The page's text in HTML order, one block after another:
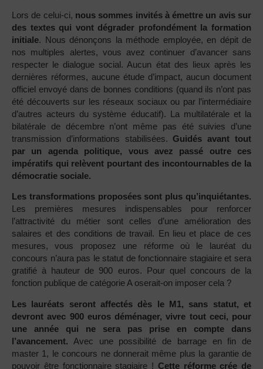
Lors de celui-ci, nous sommes invités à émettre un avis sur
des textes qui vont dégrader profondément la formation
initiale. Nous dénonçons la méthode employée, en dépit de
nos multiples alertes, vous avez continuer d’avancer sans
respecter le dialogue social. Aucun état des lieux après les
dernières réformes, aucune étude d’impact, aucun document
officiel envoyé dans de bonnes conditions (quand ils n’ont pas
été découverts sur les réseaux sociaux ou par l’intermédiaire
d’autres acteurs du système éducatif). La multilatérale et la
bilatérale de décembre n’ont même pas été suivies d’une
transmission d’informations stabilisées. Guidés avant tout
par un agenda politique, vous avez passé outre ces
impératifs qui relèvent pourtant des incontournables de la
démocratie sociale.
Les transformations proposées sont plus qu’inquiétantes.
Les premières mesures indispensables pour renforcer
l’attractivité du métier sont celles d’une amélioration des
salaires et des conditions de travail. En lieu et place de ces
mesures, vous proposez une réforme où le lauréat du
concours n’aura pas le statut de fonctionnaire stagiaire et sera
gratifié à hauteur de 900 euros. Pour quel concours de la
fonction publique de catégorie A oserait-on imposer cela ?
Les lauréats seront affectés dès le M1, sans statut, et
devront avec 900 euros déménager, vivre tout ceci, pour
une année qui ne sera pas prise en compte dans
l’avancement. Avec une possibilité de barrage en fin de
master 1, le concours ne donnerait même plus la garantie de
pouvoir être fonctionnaire stagiaire ! Cette réforme crée de